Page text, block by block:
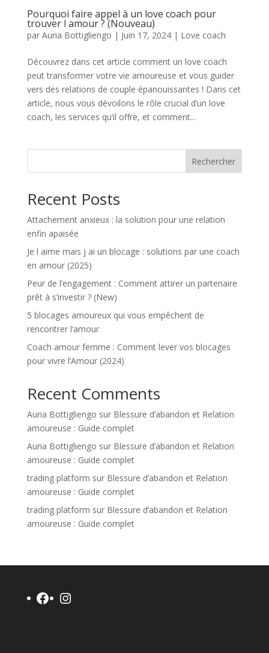
Pourquoi faire appel à un love coach pour
trouver l amour ? (Nouveau)
par Auria Bottigliengo | Juin 17, 2024| Love coach
Découvrez dans cet article comment un love coach
peut transformer votre vie amoureuse et vous guider
vers des relations de couple épanouissantes ! Dans cet
article, nous vous dévoilons le rôle crucial d’un love
coach, les services qu’il offre, et comment...
Rechercher
Recent Posts
Attachement anxieux : la solution pour une relation
enfin apaisée
Je l aime mais j ai un blocage : solutions par une coach
en amour (2025)
Peur de l’engagement : Comment attirer un partenaire
prêt à s’investir ? (New)
5 blocages amoureux qui vous empêchent de
rencontrer l’amour
Coach amour femme : Comment lever vos blocages
pour vivre l’Amour (2024)
Recent Comments
Auria Bottigliengo sur Blessure d’abandon et Relation
amoureuse : Guide complet
Auria Bottigliengo sur Blessure d’abandon et Relation
amoureuse : Guide complet
trading platform sur Blessure d’abandon et Relation
amoureuse : Guide complet
trading platform sur Blessure d’abandon et Relation
amoureuse : Guide complet
Facebook
Instagram